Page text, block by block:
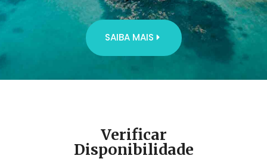
SAIBA MAIS
Verificar
Disponibilidade